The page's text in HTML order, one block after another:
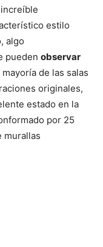
estilo
algo
pueden observar
de las salas
originales,
estado en la
por 25
murallas